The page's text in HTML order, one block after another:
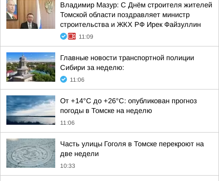
Владимир Мазур: С Днём строителя жителей
Томской области поздравляет министр
строительства и ЖКХ РФ Ирек Файзуллин
11:09
Главные новости транспортной полиции
Сибири за неделю:
11:06
От +14°С до +26°С: опубликован прогноз
погоды в Томске на неделю
11:06
Часть улицы Гоголя в Томске перекроют на
две недели
10:33